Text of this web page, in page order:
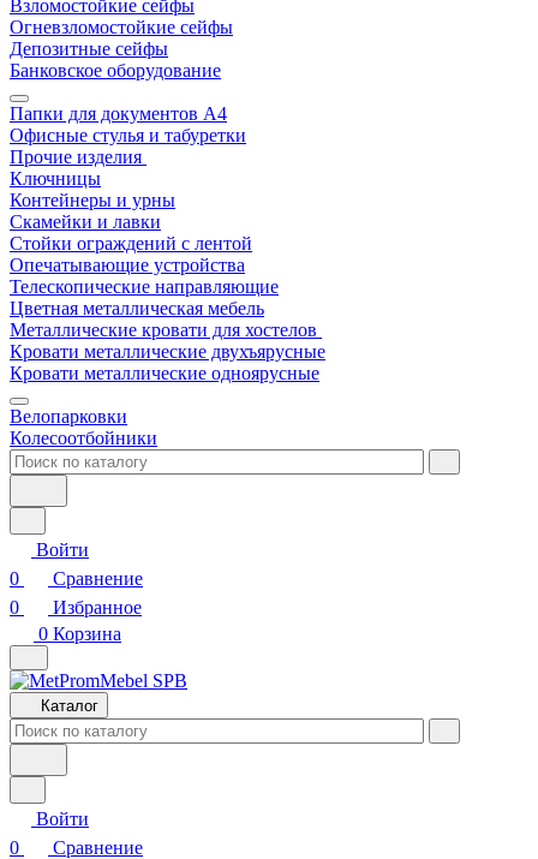
Взломостойкие сейфы
Огневзломостойкие сейфы
Депозитные сейфы
Банковское оборудование
Папки для документов A4
Офисные стулья и табуретки
Прочие изделия
Ключницы
Контейнеры и урны
Скамейки и лавки
Стойки ограждений с лентой
Опечатывающие устройства
Телескопические направляющие
Цветная металлическая мебель
Металлические кровати для хостелов
Кровати металлические двухъярусные
Кровати металлические одноярусные
Велопарковки
Колесоотбойники
Войти
0
Сравнение
0
Избранное
0 Корзина
Каталог
Войти
0
Сравнение